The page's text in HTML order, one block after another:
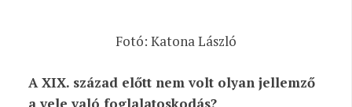
Fotó: Katona László
A XIX. század előtt nem volt olyan jellemző